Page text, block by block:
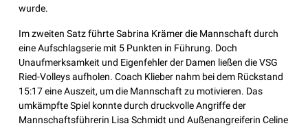
wurde.
Im zweiten Satz führte Sabrina Krämer die Mannschaft durch
eine Aufschlagserie mit 5 Punkten in Führung. Doch
Unaufmerksamkeit und Eigenfehler der Damen ließen die VSG
Ried-Volleys aufholen. Coach Klieber nahm bei dem Rückstand
15:17 eine Auszeit, um die Mannschaft zu motivieren. Das
umkämpfte Spiel konnte durch druckvolle Angriffe der
Mannschaftsführerin Lisa Schmidt und Außenangreiferin Celine